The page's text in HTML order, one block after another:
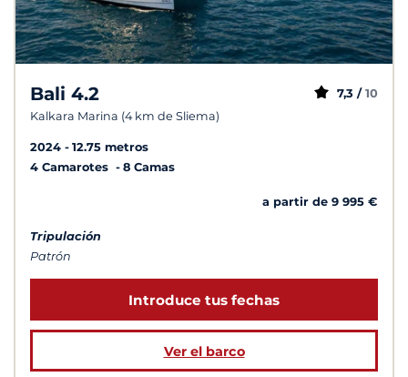
Bali 4.2
Kalkara Marina (4 km de Sliema)
7,3 / 10
2024
12.75 metros
4 Camarotes
8 Camas
a partir de 9 995 €
Tripulación
Patrón
Introduce tus fechas
Ver el barco